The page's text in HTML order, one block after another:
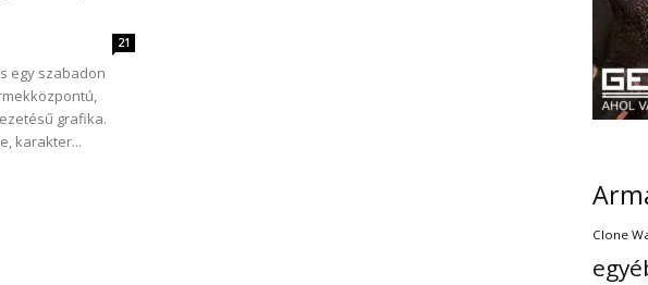
21
egy szabadon
grafika.
karakter...
Clone